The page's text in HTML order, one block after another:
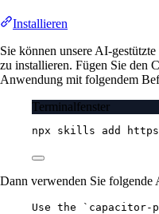
Installieren
Sie können unsere AI-
zu installieren. Fügen Sie den
Anwendung mit folgendem
Terminalfenster
npx skills add
Dann verwenden Sie folgende
Use the